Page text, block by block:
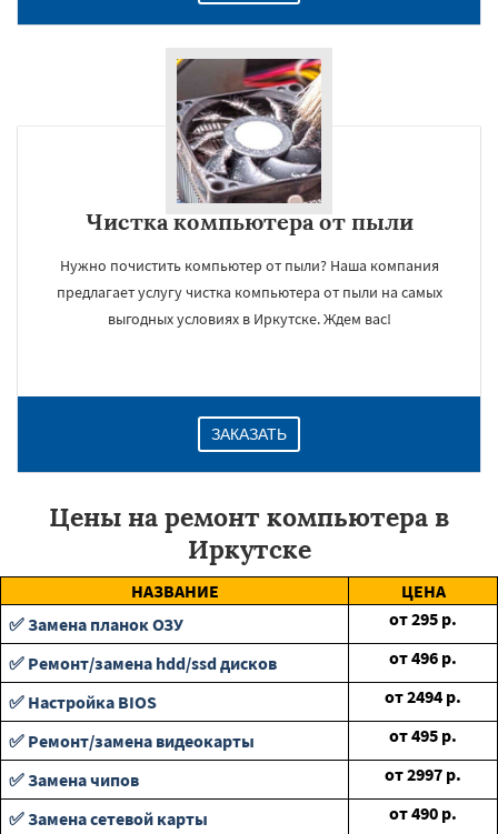
Чистка компьютера от пыли
Нужно почистить компьютер от пыли? Наша компания
предлагает услугу чистка компьютера от пыли на самых
выгодных условиях в Иркутске. Ждем вас!
ЗАКАЗАТЬ
Цены на ремонт компьютера в
Иркутске
НАЗВАНИЕ
ЦЕНА
✅ Замена планок ОЗУ
от295 р.
✅ Ремонт/замена hdd/ssd дисков
от496 р.
✅ Настройка BIOS
от2494 р.
✅ Ремонт/замена видеокарты
от495 р.
✅ Замена чипов
от2997 р.
✅ Замена сетевой карты
от490 р.